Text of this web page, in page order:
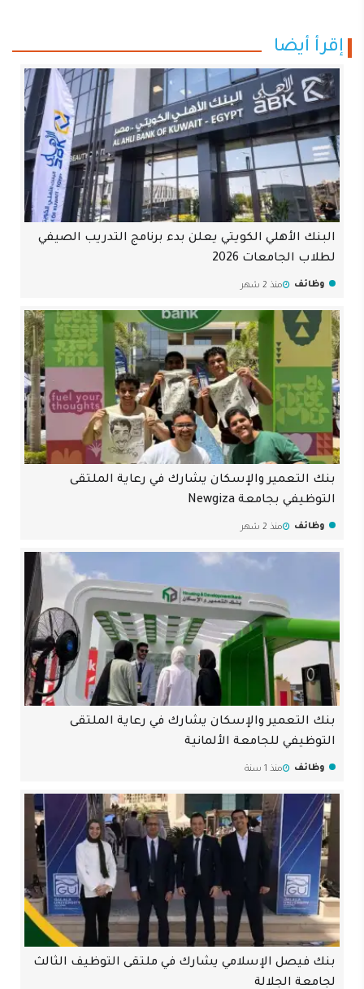
إقرأ أيضا
البنك الأهلي الكويتي يعلن بدء برنامج التدريب الصيفي
لطلاب الجامعات 2026
وظائف منذ 2 شهر
بنك التعمير والإسكان يشارك في رعاية الملتقى
التوظيفي بجامعة Newgiza
وظائف منذ 2 شهر
بنك التعمير والإسكان يشارك في رعاية الملتقى
التوظيفي للجامعة الألمانية
وظائف منذ 1 سنة
بنك فيصل الإسلامي يشارك في ملتقى التوظيف الثالث
لجامعة الجلالة